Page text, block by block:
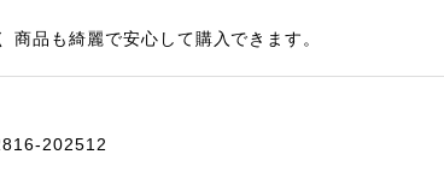
品も綺麗で安心して購入できます。
202512